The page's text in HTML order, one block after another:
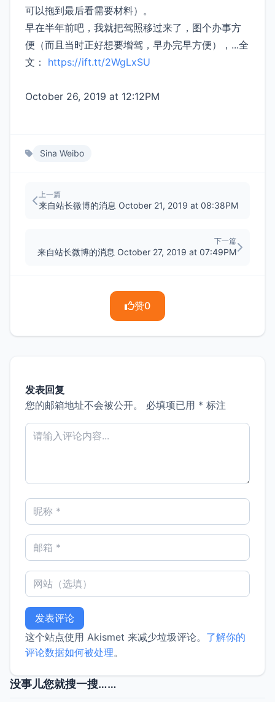
可以拖到最后看需要材料）。
早在半年前吧，我就把驾照移过来了，图个办事方
便（而且当时正好想要增驾，早办完早方便），...全
文： https://ift.tt/2WgLxSU
October 26, 2019 at 12:12PM
Sina Weibo
上一篇
来自站长微博的消息 October 21, 2019 at 08:38PM
下一篇
来自站长微博的消息 October 27, 2019 at 07:49PM
赞0
发表回复
您的邮箱地址不会被公开。
必填项已用 * 标注
这个站点使用 Akismet 来减少垃圾评论。 了解你的
评论数据如何被处理。
没事儿您就搜一搜……